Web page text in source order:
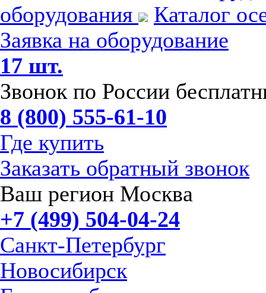
оборудования
Каталог
Заявка на оборудование
17 шт.
Звонок по России
8 (800) 555-61-10
Где купить
Заказать обратный звонок
Ваш регион Москва
+7 (499) 504-04-24
Санкт-Петербург
Новосибирск